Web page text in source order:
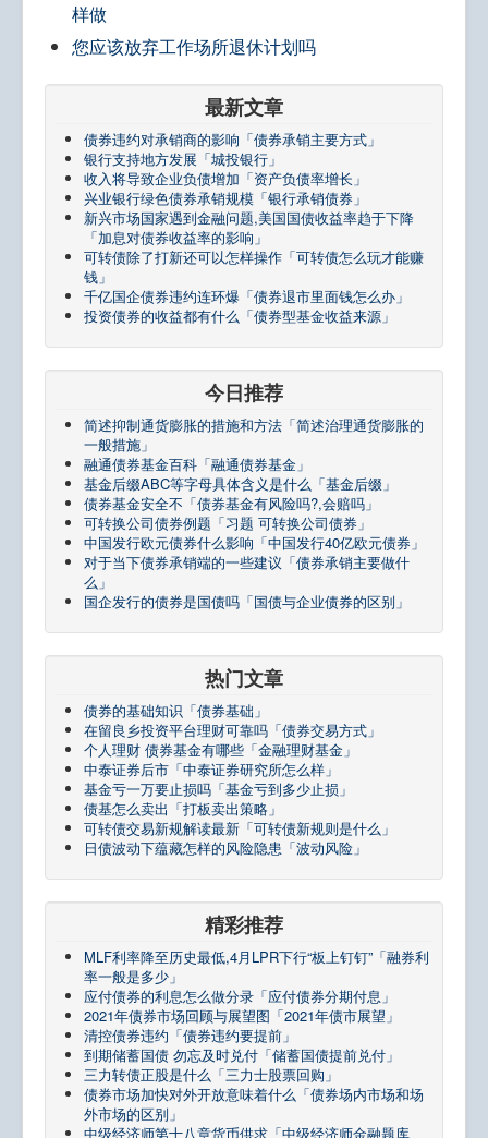
样做
您应该放弃工作场所退休计划吗
最新文章
债券违约对承销商的影响「债券承销主要方式」
银行支持地方发展「城投银行」
收入将导致企业负债增加「资产负债率增长」
兴业银行绿色债券承销规模「银行承销债券」
新兴市场国家遇到金融问题,美国国债收益率趋于下降
「加息对债券收益率的影响」
可转债除了打新还可以怎样操作「可转债怎么玩才能赚
钱」
千亿国企债券违约连环爆「债券退市里面钱怎么办」
投资债券的收益都有什么「债券型基金收益来源」
今日推荐
简述抑制通货膨胀的措施和方法「简述治理通货膨胀的
一般措施」
融通债券基金百科「融通债券基金」
基金后缀ABC等字母具体含义是什么「基金后缀」
债券基金安全不「债券基金有风险吗?,会赔吗」
可转换公司债券例题「习题 可转换公司债券」
中国发行欧元债券什么影响「中国发行40亿欧元债券」
对于当下债券承销端的一些建议「债券承销主要做什
么」
国企发行的债券是国债吗「国债与企业债券的区别」
热门文章
债券的基础知识「债券基础」
在留良乡投资平台理财可靠吗「债券交易方式」
个人理财 债券基金有哪些「金融理财基金」
中泰证券后市「中泰证券研究所怎么样」
基金亏一万要止损吗「基金亏到多少止损」
债基怎么卖出「打板卖出策略」
可转债交易新规解读最新「可转债新规则是什么」
日债波动下蕴藏怎样的风险隐患「波动风险」
精彩推荐
MLF利率降至历史最低,4月LPR下行“板上钉钉”「融券利
率一般是多少」
应付债券的利息怎么做分录「应付债券分期付息」
2021年债券市场回顾与展望图「2021年债市展望」
清控债券违约「债券违约要提前」
到期储蓄国债 勿忘及时兑付「储蓄国债提前兑付」
三力转债正股是什么「三力士股票回购」
债券市场加快对外开放意味着什么「债券场内市场和场
外市场的区别」
中级经济师第十八章货币供求「中级经济师金融题库